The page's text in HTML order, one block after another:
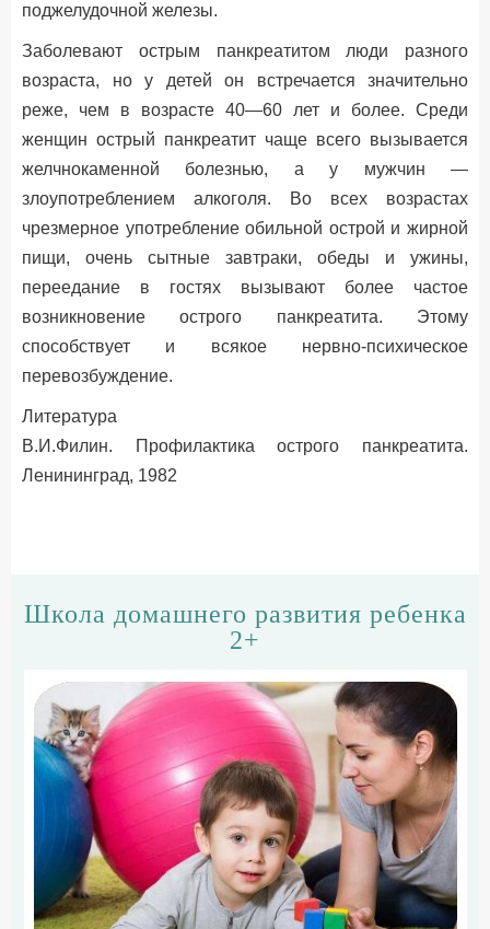
поджелудочной железы.
Заболевают острым панкреатитом люди разного
возраста, но у детей он встречается значительно
реже, чем в возрасте 40—60 лет и более. Среди
женщин острый панкреатит чаще всего вызывается
желчнокаменной болезнью, а у мужчин —
злоупотреблением алкоголя. Во всех возрастах
чрезмерное употребление обильной острой и жирной
пищи, очень сытные завтраки, обеды и ужины,
переедание в гостях вызывают более частое
возникновение острого панкреатита. Этому
способствует и всякое нервно-психическое
перевозбуждение.
Литература
В.И.Филин. Профилактика острого панкреатита.
Ленининград, 1982
Школа домашнего развития ребенка
2+